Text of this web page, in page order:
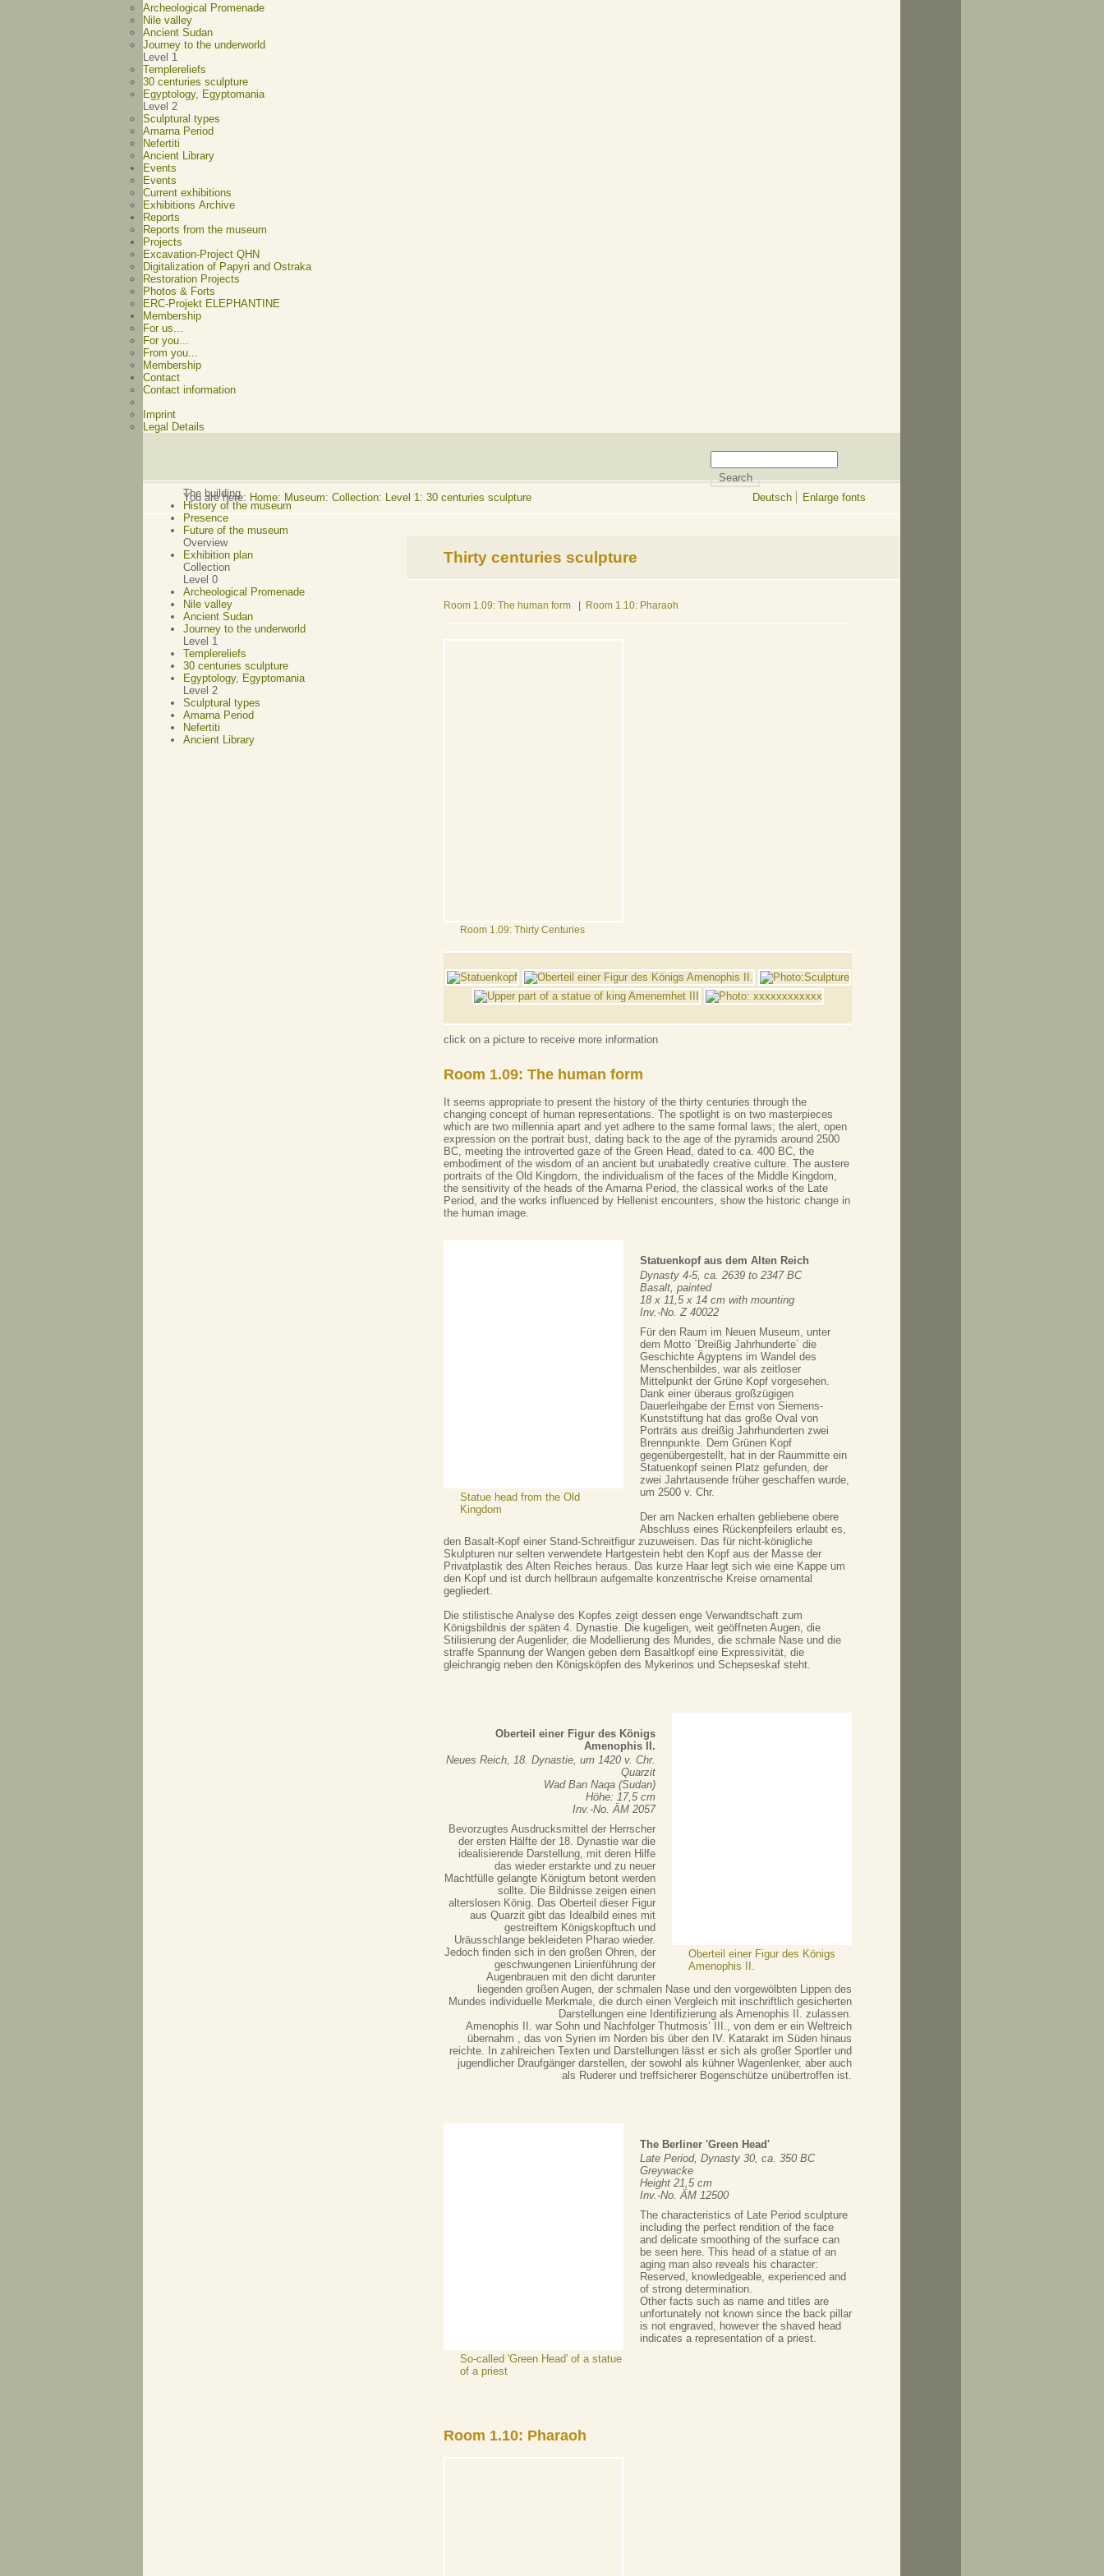
Archeological Promenade
Nile valley
Ancient Sudan
Journey to the underworld
Level 1
Templereliefs
30 centuries sculpture
Egyptology, Egyptomania
Level 2
Sculptural types
Amarna Period
Nefertiti
Ancient Library
Events
Events
Current exhibitions
Exhibitions Archive
Reports
Reports from the museum
Projects
Excavation-Project QHN
Digitalization of Papyri and Ostraka
Restoration Projects
Photos & Forts
ERC-Projekt ELEPHANTINE
Membership
For us...
For you...
From you...
Membership
Contact
Contact information
Imprint
Legal Details
The building
History of the museum
Presence
Future of the museum
Overview
Exhibition plan
Collection
Level 0
Archeological Promenade
Nile valley
Ancient Sudan
Journey to the underworld
Level 1
Templereliefs
30 centuries sculpture
Egyptology, Egyptomania
Level 2
Sculptural types
Amarna Period
Nefertiti
Ancient Library
You are here: Home: Museum: Collection: Level 1: 30 centuries sculpture Deutsch Enlarge fonts
Thirty centuries sculpture
Room 1.09: The human form Room 1.10: Pharaoh
Room 1.09: Thirty Centuries
click on a picture to receive more information
Room 1.09: The human form
It seems appropriate to present the history of the thirty centuries through the
changing concept of human representations. The spotlight is on two masterpieces
which are two millennia apart and yet adhere to the same formal laws; the alert, open
expression on the portrait bust, dating back to the age of the pyramids around 2500
BC, meeting the introverted gaze of the Green Head, dated to ca. 400 BC, the
embodiment of the wisdom of an ancient but unabatedly creative culture. The austere
portraits of the Old Kingdom, the individualism of the faces of the Middle Kingdom,
the sensitivity of the heads of the Amarna Period, the classical works of the Late
Period, and the works influenced by Hellenist encounters, show the historic change in
the human image.
Statue head from the Old
Kingdom
Statuenkopf aus dem Alten Reich
Dynasty 4-5, ca. 2639 to 2347 BC
Basalt, painted
18 x 11,5 x 14 cm with mounting
Inv.-No. Z 40022
Für den Raum im Neuen Museum, unter
dem Motto `Dreißig Jahrhunderte´ die
Geschichte Ägyptens im Wandel des
Menschenbildes, war als zeitloser
Mittelpunkt der Grüne Kopf vorgesehen.
Dank einer überaus großzügigen
Dauerleihgabe der Ernst von Siemens-
Kunststiftung hat das große Oval von
Porträts aus dreißig Jahrhunderten zwei
Brennpunkte. Dem Grünen Kopf
gegenübergestellt, hat in der Raummitte ein
Statuenkopf seinen Platz gefunden, der
zwei Jahrtausende früher geschaffen wurde,
um 2500 v. Chr.
Der am Nacken erhalten gebliebene obere
Abschluss eines Rückenpfeilers erlaubt es,
den Basalt-Kopf einer Stand-Schreitfigur zuzuweisen. Das für nicht-königliche
Skulpturen nur selten verwendete Hartgestein hebt den Kopf aus der Masse der
Privatplastik des Alten Reiches heraus. Das kurze Haar legt sich wie eine Kappe um
den Kopf und ist durch hellbraun aufgemalte konzentrische Kreise ornamental
gegliedert.
Die stilistische Analyse des Kopfes zeigt dessen enge Verwandtschaft zum
Königsbildnis der späten 4. Dynastie. Die kugeligen, weit geöffneten Augen, die
Stilisierung der Augenlider, die Modellierung des Mundes, die schmale Nase und die
straffe Spannung der Wangen geben dem Basaltkopf eine Expressivität, die
gleichrangig neben den Königsköpfen des Mykerinos und Schepseskaf steht.
Oberteil einer Figur des Königs
Amenophis II.
Oberteil einer Figur des Königs
Amenophis II.
Neues Reich, 18. Dynastie, um 1420 v. Chr.
Quarzit
Wad Ban Naqa (Sudan)
Höhe: 17,5 cm
Inv.-No. ÄM 2057
Bevorzugtes Ausdrucksmittel der Herrscher
der ersten Hälfte der 18. Dynastie war die
idealisierende Darstellung, mit deren Hilfe
das wieder erstarkte und zu neuer
Machtfülle gelangte Königtum betont werden
sollte. Die Bildnisse zeigen einen
alterslosen König. Das Oberteil dieser Figur
aus Quarzit gibt das Idealbild eines mit
gestreiftem Königskopftuch und
Uräusschlange bekleideten Pharao wieder.
Jedoch finden sich in den großen Ohren, der
geschwungenen Linienführung der
Augenbrauen mit den dicht darunter
liegenden großen Augen, der schmalen Nase und den vorgewölbten Lippen des
Mundes individuelle Merkmale, die durch einen Vergleich mit inschriftlich gesicherten
Darstellungen eine Identifizierung als Amenophis II. zulassen.
Amenophis II. war Sohn und Nachfolger Thutmosis’ III., von dem er ein Weltreich
übernahm , das von Syrien im Norden bis über den IV. Katarakt im Süden hinaus
reichte. In zahlreichen Texten und Darstellungen lässt er sich als großer Sportler und
jugendlicher Draufgänger darstellen, der sowohl als kühner Wagenlenker, aber auch
als Ruderer und treffsicherer Bogenschütze unübertroffen ist.
So-called 'Green Head' of a statue
of a priest
The Berliner 'Green Head'
Late Period, Dynasty 30, ca. 350 BC
Greywacke
Height 21,5 cm
Inv.-No. ÄM 12500
The characteristics of Late Period sculpture
including the perfect rendition of the face
and delicate smoothing of the surface can
be seen here. This head of a statue of an
aging man also reveals his character:
Reserved, knowledgeable, experienced and
of strong determination.
Other facts such as name and titles are
unfortunately not known since the back pillar
is not engraved, however the shaved head
indicates a representation of a priest.
Room 1.10: Pharaoh